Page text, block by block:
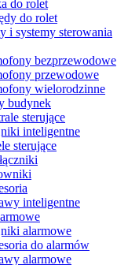
do rolet
do rolet
i systemy sterowania
bezprzewodowe
przewodowe
wielorodzinne
budynek
sterujące
inteligentne
sterujące
inteligentne
alarmowe
do alarmów
alarmowe